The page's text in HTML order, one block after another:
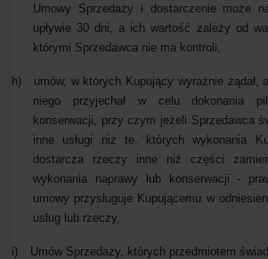
Umowy Sprzedaży i dostarczenie może
upływie 30 dni, a ich wartość zależy od
którymi Sprzedawca nie ma kontroli,
h)
umów, w których Kupujący wyraźnie żądał,
niego przyjechał w celu dokonania
konserwacji, przy czym jeżeli Sprzedawca
inne usługi niż te, których wykonania
dostarcza rzeczy inne niż części
wykonania naprawy lub konserwacji -
umowy przysługuje Kupującemu w
usług lub rzeczy,
i)
Umów Sprzedaży, których przedmiotem